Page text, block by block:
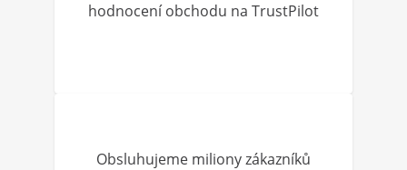
hodnocení obchodu na TrustPilot
Obsluhujeme miliony zákazníků